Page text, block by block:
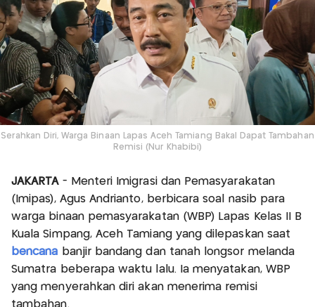
Serahkan Diri, Warga Binaan Lapas Aceh Tamiang Bakal Dapat Tambahan
Remisi (Nur Khabibi)
JAKARTA- Menteri Imigrasi dan Pemasyarakatan
(Imipas), Agus Andrianto, berbicara soal nasib para
warga binaan pemasyarakatan (WBP) Lapas Kelas II B
Kuala Simpang, Aceh Tamiang yang dilepaskan saat
bencana banjir bandang dan tanah longsor melanda
Sumatra beberapa waktu lalu. Ia menyatakan, WBP
yang menyerahkan diri akan menerima remisi
tambahan.